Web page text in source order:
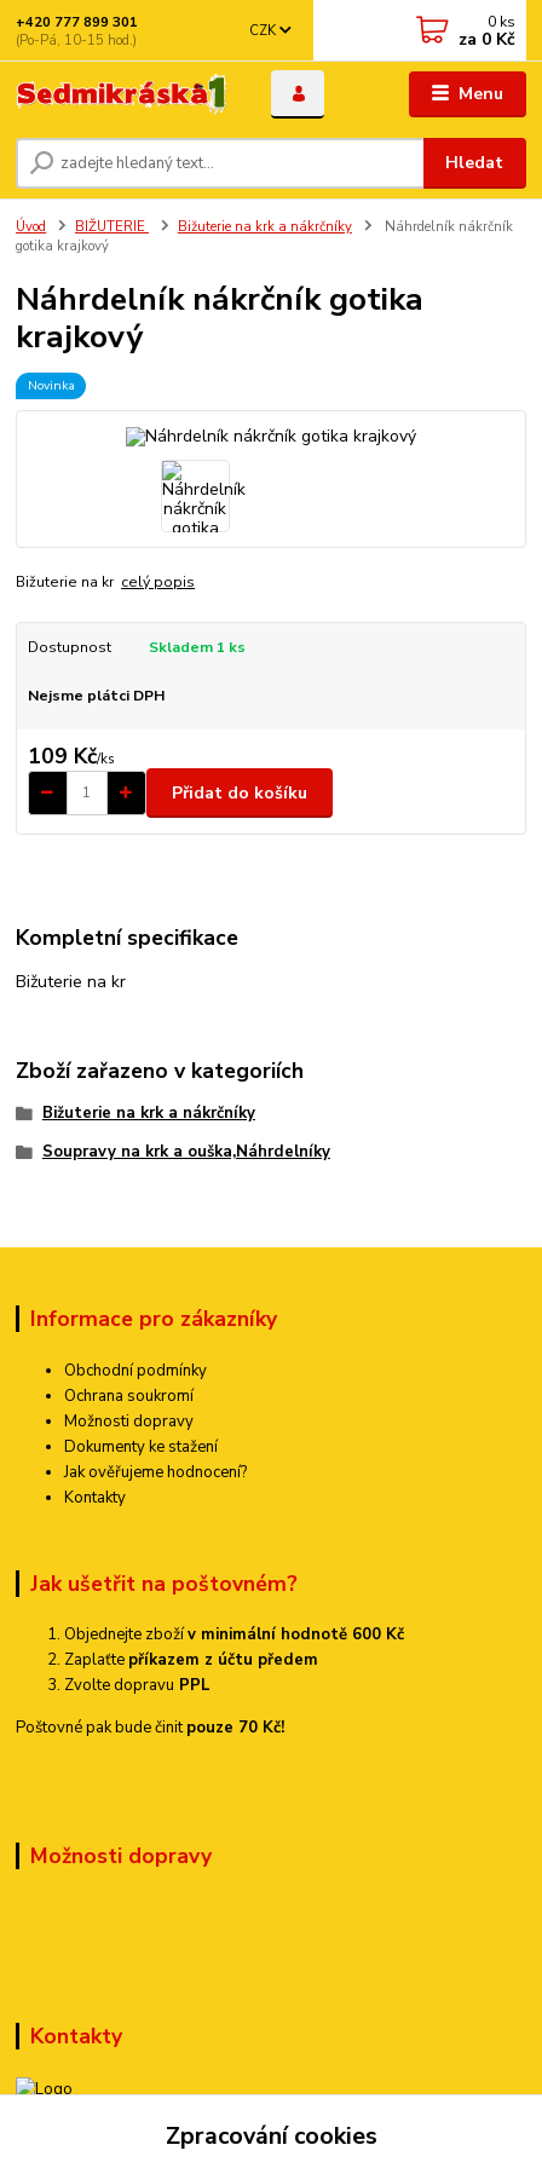
Menu
CZK
Hledat
+420 777 899 301
(Po-Pá, 10-15 hod.)
0 ks
za 0 Kč
Úvod BIŽUTERIE Bižuterie na krk a nákrčníky
Náhrdelník nákrčník
gotika krajkový
Náhrdelník nákrčník gotika
krajkový
Novinka
Bižuterie na kr celý popis
Dostupnost Skladem 1 ks
Nejsme plátci DPH
109 Kč/ks
Přidat do košíku
Kompletní specifikace
Bižuterie na kr
Zboží zařazeno v kategoriích
Bižuterie na krk a nákrčníky
Soupravy na krk a ouška,Náhrdelníky
Informace pro zákazníky
Obchodní podmínky
Ochrana soukromí
Možnosti dopravy
Dokumenty ke stažení
Jak ověřujeme hodnocení?
Kontakty
Jak ušetřit na poštovném?
Objednejte zbožív minimální hodnotě 600 Kč
Zaplaťte příkazem z účtu předem
Zvolte dopravu PPL
Poštovné pak bude činitpouze 70 Kč!
Možnosti dopravy
Kontakty
+420 777 899 301Zpracování cookies